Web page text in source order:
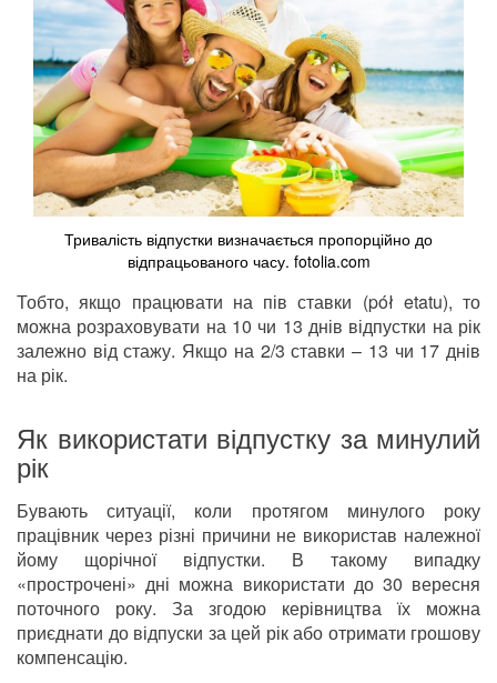
Тривалість відпустки визначається пропорційно до
відпрацьованого часу. fotolia.com
Тобто, якщо працювати на пів ставки (pół etatu), то
можна розраховувати на 10 чи 13 днів відпустки на рік
залежно від стажу. Якщо на 2/3 ставки – 13 чи 17 днів
на рік.
Як використати відпустку за минулий
рік
Бувають ситуації, коли протягом минулого року
працівник через різні причини не використав належної
йому щорічної відпустки. В такому випадку
«прострочені» дні можна використати до 30 вересня
поточного року. За згодою керівництва їх можна
приєднати до відпуски за цей рік або отримати грошову
компенсацію.